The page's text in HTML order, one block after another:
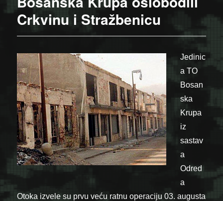
Crkvinu i Stražbenicu
Jedinic
a TO
Bosan
ska
Krupa
iz
sastav
a
Odred
a
Otoka izvele su prvu veću ratnu operaciju 03. augusta